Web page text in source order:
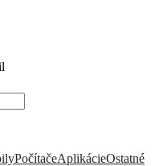
PočítačeAplikácieOstatné